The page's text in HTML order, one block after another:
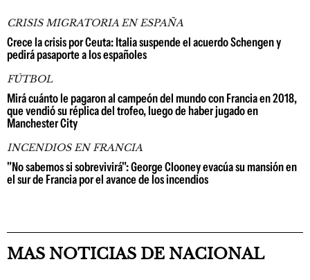
CRISIS MIGRATORIA EN ESPAÑA
Crece la crisis por Ceuta: Italia suspende el acuerdo Schengen y
pedirá pasaporte a los españoles
FÚTBOL
Mirá cuánto le pagaron al campeón del mundo con Francia en 2018,
que vendió su réplica del trofeo, luego de haber jugado en
Manchester City
INCENDIOS EN FRANCIA
"No sabemos si sobrevivirá": George Clooney evacúa su mansión en
el sur de Francia por el avance de los incendios
MAS NOTICIAS DE NACIONAL